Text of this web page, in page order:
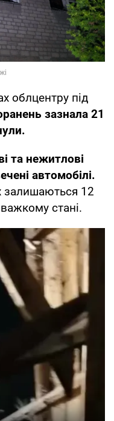
облцентру під
зазнала 21
та нежитлові
автомобілі.
залишаються 12
стані.